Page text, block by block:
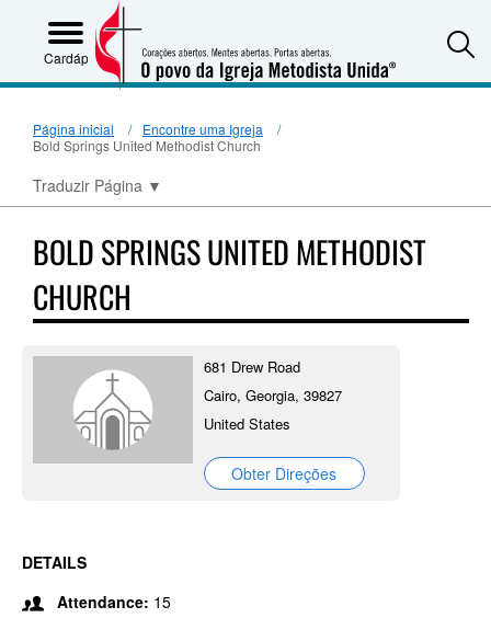
Cardápio
Página inicial
Encontre uma Igreja
Bold Springs United Methodist Church
Traduzir Página ▼
BOLD SPRINGS UNITED METHODIST
CHURCH
681 Drew Road
Cairo, Georgia, 39827
United States
Obter Direções
DETAILS
Attendance: 15